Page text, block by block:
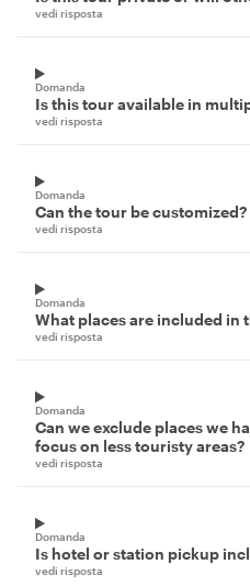
vedi risposta
Domanda
Is this tour available in
vedi risposta
Domanda
Can the tour be customized?
vedi risposta
Domanda
What places are included in
vedi risposta
Domanda
Can we exclude places we
focus on less touristy areas?
vedi risposta
Domanda
Is hotel or station pickup
vedi risposta